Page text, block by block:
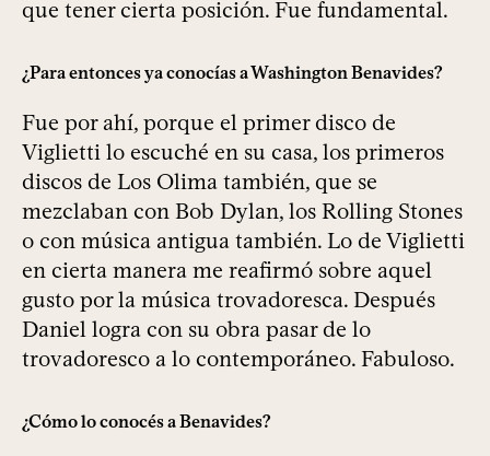
que tener cierta posición. Fue fundamental.
¿Para entonces ya conocías a Washington Benavides?
Fue por ahí, porque el primer disco de
Viglietti lo escuché en su casa, los primeros
discos de Los Olima también, que se
mezclaban con Bob Dylan, los Rolling Stones
o con música antigua también. Lo de Viglietti
en cierta manera me reafirmó sobre aquel
gusto por la música trovadoresca. Después
Daniel logra con su obra pasar de lo
trovadoresco a lo contemporáneo. Fabuloso.
¿Cómo lo conocés a Benavides?